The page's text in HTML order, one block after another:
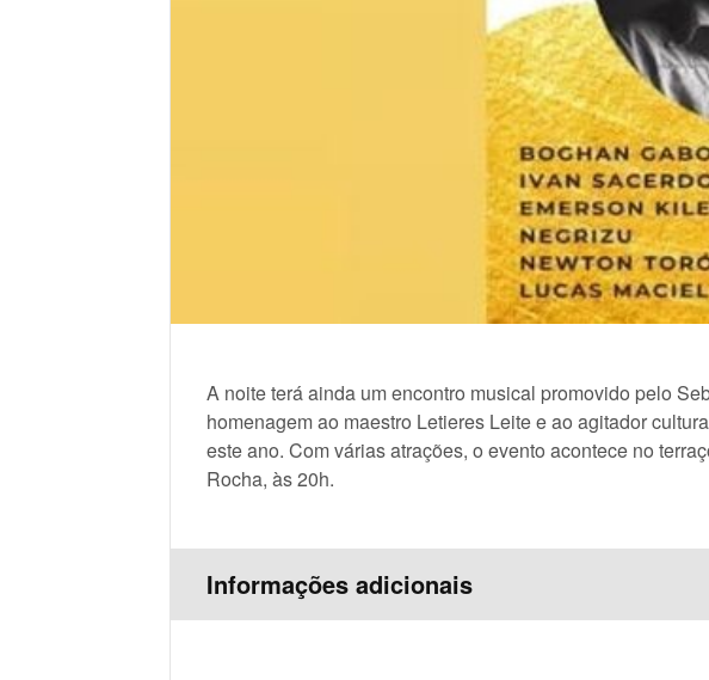
A noite terá ainda um encontro musical promovido pelo
homenagem ao maestro Letieres Leite e ao agitador
este ano. Com várias atrações, o evento acontece no
Rocha, às 20h.
Informações adicionais